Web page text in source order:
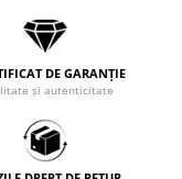
DE GARANȚIE
și autenticitate